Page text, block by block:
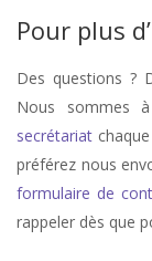
Pour plus
Des questions ?
Nous sommes
secrétariat
préférez nous
formulaire de
rappeler dès que